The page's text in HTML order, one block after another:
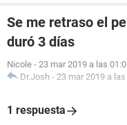
Se me retraso el
duró 3 días
Nicole - 23 mar 2019 a las
Dr.Josh - 23 mar 2019 a
1 respuesta